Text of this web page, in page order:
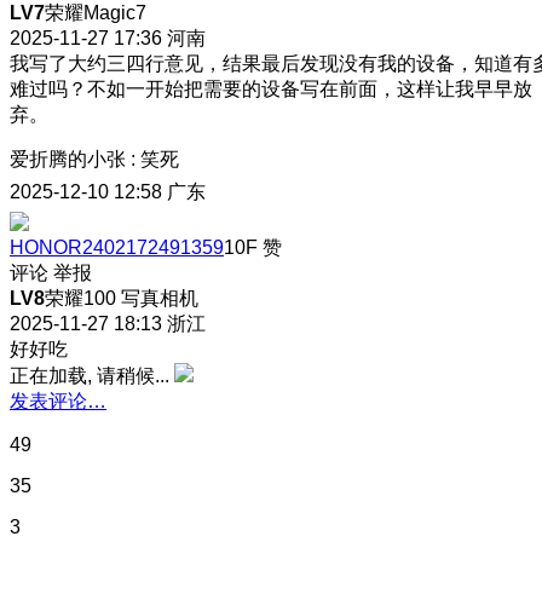
LV7荣耀Magic7
2025-11-27 17:36 河南
我写了大约三四行意见，结果最后发现没有我的设备，知道有
难过吗？不如一开始把需要的设备写在前面，这样让我早早放
弃。
爱折腾的小张 : 笑死
2025-12-10 12:58 广东
HONOR240217249135910F 赞
评论 举报
LV8荣耀100 写真相机
2025-11-27 18:13 浙江
好好吃
正在加载, 请稍候...
发表评论…
49
35
3